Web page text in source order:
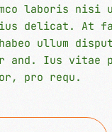
laboris nisi
delicat. At
ullum
and. Ius vitae
pro requ.